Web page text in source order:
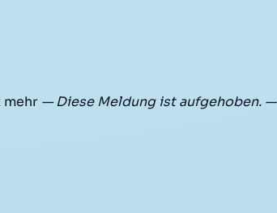
— Diese Meldung ist aufgehoben. —